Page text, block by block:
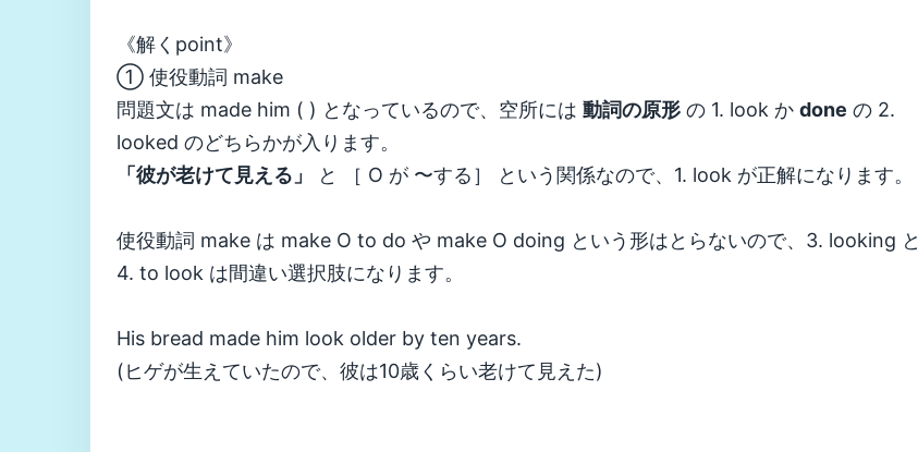
《解くpoint》
① 使役動詞 make
問題文は made him ( ) となっているので、空所には 動詞の原形 の 1. look か done の 2.
looked のどちらかが入ります。
「彼が老けて見える」
と ［ O が 〜する］ という関係なので、1. look が正解になります。
使役動詞 make は make O to do や make O doing という形はとらないので、3. looking と
4. to look は間違い選択肢になります。
His bread made him look older by ten years.
(ヒゲが生えていたので、彼は10歳くらい老けて見えた)